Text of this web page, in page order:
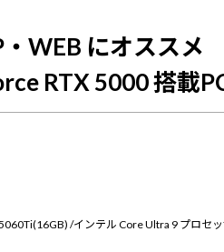
WEB にオススメ
RTX 5000 搭載
/インテル Core Ultra 9 プロセ